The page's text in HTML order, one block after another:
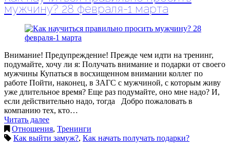
мужчину? 28 февраля-1 марта
Внимание! Предупреждение! Прежде чем идти на тренинг,
подумайте, хочу ли я: Получать внимание и подарки от своего
мужчины Купаться в восхищенном внимании коллег по
работе Пойти, наконец, в ЗАГС с мужчиной, с которым живу
уже длительное время? Еще раз подумайте, оно мне надо? И,
если действительно надо, тогда Добро пожаловать в
компанию тех, кто…
Читать далее
Отношения, Тренинги
Как выйти замуж?, Как начать получать подарки?